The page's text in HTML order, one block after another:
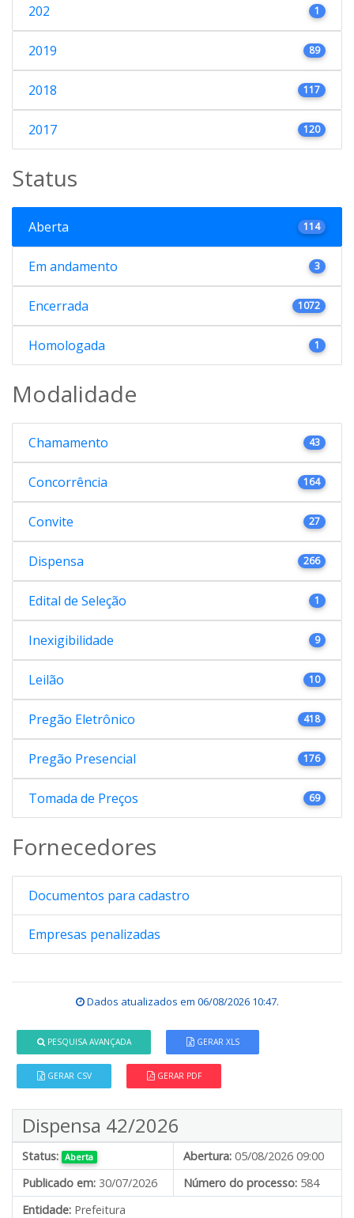
202 1
2019 89
2018 117
2017 120
Status
Aberta 114
Em andamento 3
Encerrada 1072
Homologada 1
Modalidade
Chamamento 43
Concorrência 164
Convite 27
Dispensa 266
Edital de Seleção 1
Inexigibilidade 9
Leilão 10
Pregão Eletrônico 418
Pregão Presencial 176
Tomada de Preços 69
Fornecedores
Documentos para cadastro
Empresas penalizadas
Dados atualizados em 06/08/2026 10:47.
PESQUISA AVANÇADA GERAR XLS
GERAR CSV GERAR PDF
Dispensa 42/2026
Status: Aberta Abertura: 05/08/2026 09:00
Publicado em: 30/07/2026 Número do processo: 584
Entidade: Prefeitura